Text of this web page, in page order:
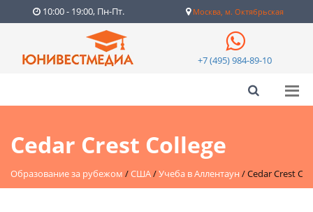
10:00 - 19:00, Пн-Пт. Москва, м. Октябрьская
+7 (495) 984-89-10
Cedar Crest College
Образование за рубежом /США/Учеба в Аллентаун /Cedar Crest